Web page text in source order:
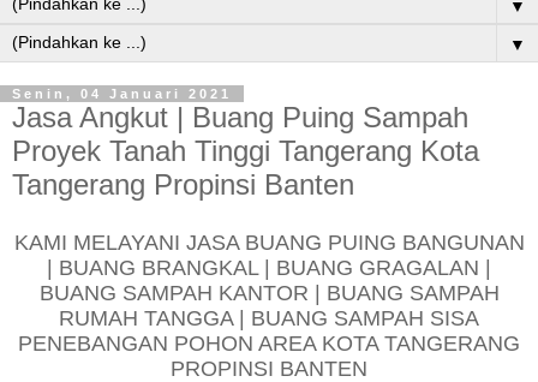
▼
▼
Senin, 04 Januari 2021
Jasa Angkut | Buang Puing Sampah
Proyek Tanah Tinggi Tangerang Kota
Tangerang Propinsi Banten
KAMI MELAYANI JASA BUANG PUING BANGUNAN
| BUANG BRANGKAL | BUANG GRAGALAN |
BUANG SAMPAH KANTOR | BUANG SAMPAH
RUMAH TANGGA | BUANG SAMPAH SISA
PENEBANGAN POHON AREA KOTA TANGERANG
PROPINSI BANTEN